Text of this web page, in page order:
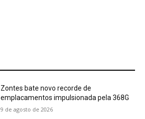
Zontes bate novo recorde de
emplacamentos impulsionada pela 368G
9 de agosto de 2026